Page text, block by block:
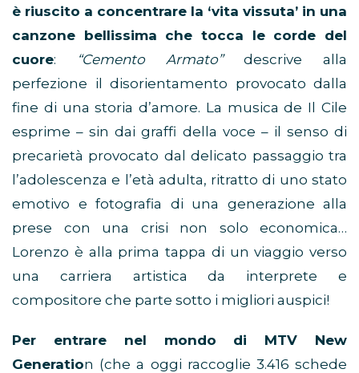
è riuscito a concentrare la ‘vita vissuta’ in una
canzone bellissima che tocca le corde del
cuore: “Cemento Armato”descrive alla
perfezione il disorientamento provocato dalla
fine di una storia d’amore. La musica de Il Cile
esprime – sin dai graffi della voce – il senso di
precarietà provocato dal delicato passaggio tra
l’adolescenza e l’età adulta, ritratto di uno stato
emotivo e fotografia di una generazione alla
prese con una crisi non solo economica…
Lorenzo è alla prima tappa di un viaggio verso
una carriera artistica da interprete e
compositore che parte sotto i migliori auspici!
Per entrare nel mondo di MTV New
Generation (che a oggi raccoglie 3.416 schede